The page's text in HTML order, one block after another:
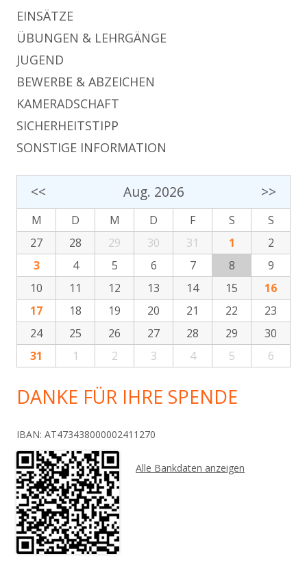
EINSÄTZE
ÜBUNGEN & LEHRGÄNGE
JUGEND
BEWERBE & ABZEICHEN
KAMERADSCHAFT
SICHERHEITSTIPP
SONSTIGE INFORMATION
<< Aug. 2026 >>
M D M D F S
S
27
28 29 30 31 1
2
3
4 5 6 7 8
9
10
11 12 13 14 15
16
17
18 19 20 21 22
23
24
25 26 27 28 29
30
31
1 2 3 4 5 6
DANKE FÜR IHRE SPENDE
IBAN: AT473438000002411270
Alle Bankdaten anzeigen